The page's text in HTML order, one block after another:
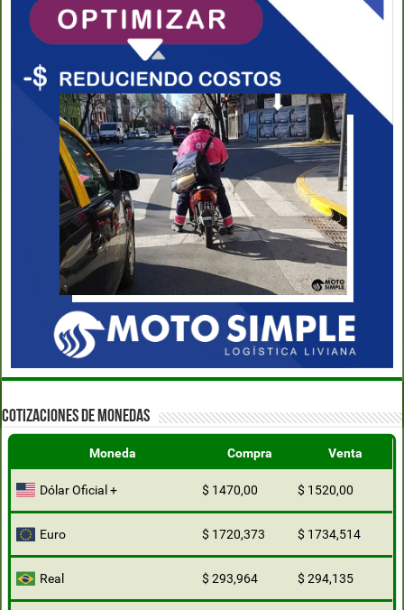
COTIZACIONES DE MONEDAS
Moneda Compra Venta
Dólar Oficial + $ 1470,00 $ 1520,00
Euro $ 1720,373 $ 1734,514
Real $ 293,964 $ 294,135